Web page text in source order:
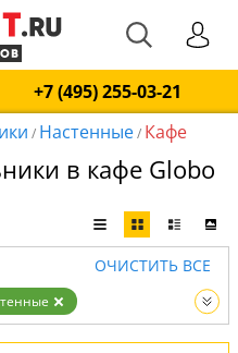
+7 (495) 255-03-21
/ Настенные/ Кафе
в кафе Globo
ОЧИСТИТЬ ВСЕ